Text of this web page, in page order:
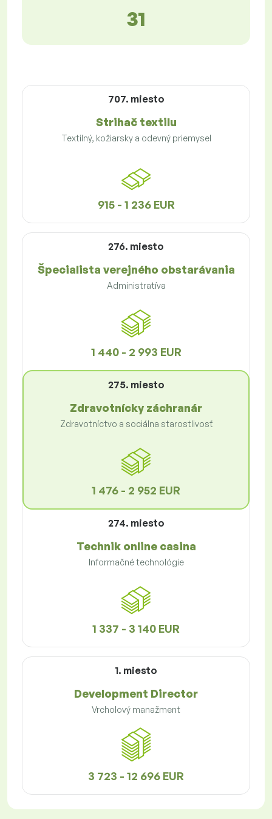
31
707. miesto
Strihač textilu
Textilný, kožiarsky a odevný priemysel
915 - 1 236 EUR
276. miesto
Špecialista verejného obstarávania
Administratíva
1 440 - 2 993 EUR
275. miesto
Zdravotnícky záchranár
Zdravotníctvo a sociálna starostlivosť
1 476 - 2 952 EUR
274. miesto
Technik online casina
Informačné technológie
1 337 - 3 140 EUR
1. miesto
Development Director
Vrcholový manažment
3 723 - 12 696 EUR